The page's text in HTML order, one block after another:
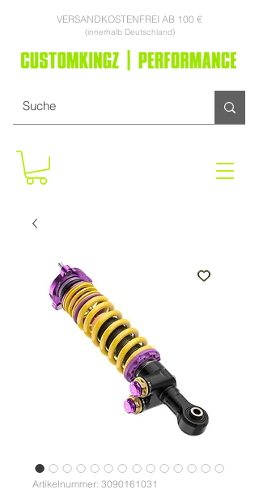
VERSANDKOSTENFREI AB 100 €
(innerhalb Deutschland)
Artikelnummer: 3090161031